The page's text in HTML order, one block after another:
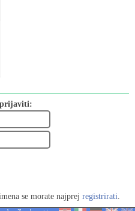
prijaviti:
se morate najprej registrirati.